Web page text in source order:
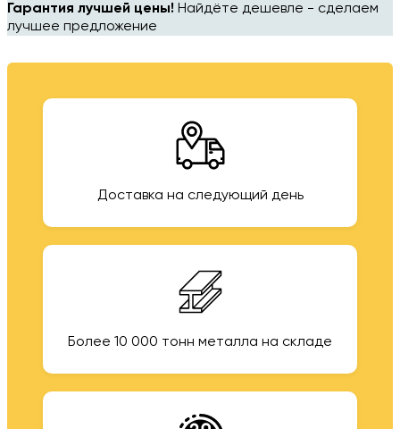
Гарантия лучшей цены! Найдёте дешевле - сделаем
лучшее предложение
Доставка на следующий день
Более 10 000 тонн металла на складе